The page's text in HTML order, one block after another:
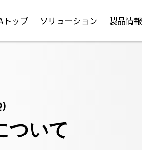
トップ ソリューション 製品情報
ついて